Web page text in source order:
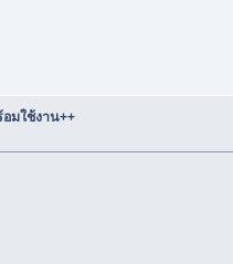
อมใช้งาน++